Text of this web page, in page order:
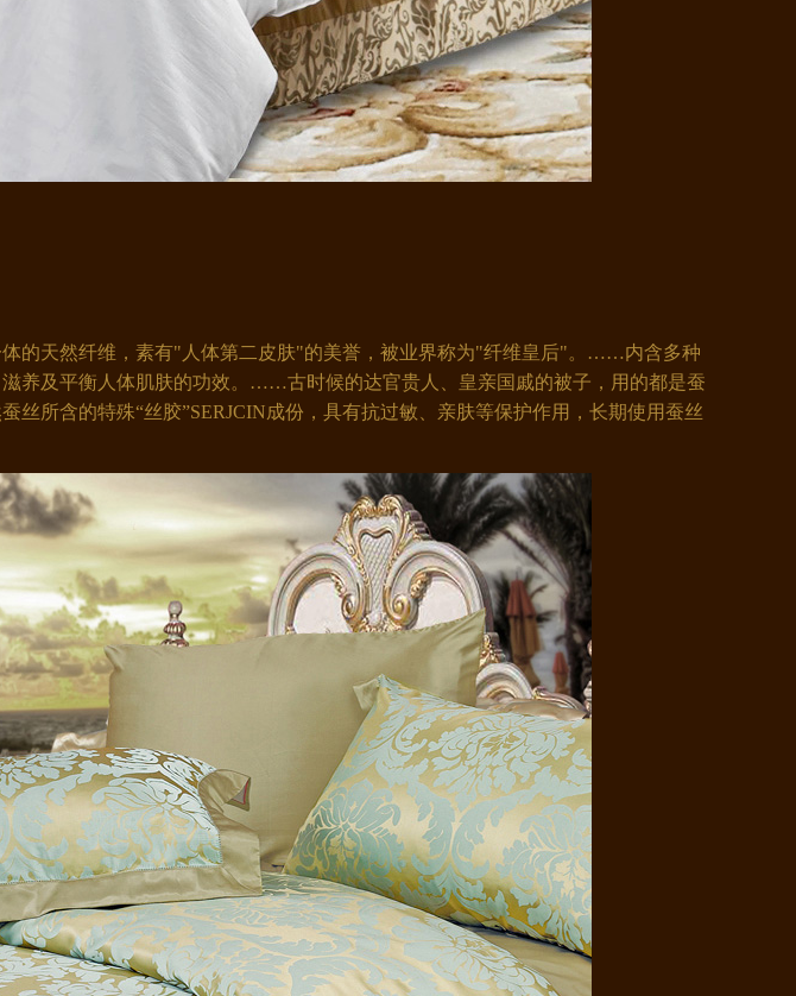
的天然纤维，素有"人体第二皮肤"的美誉，被业界称为"纤维皇后"。……内含多种
养及平衡人体肌肤的功效。……古时候的达官贵人、皇亲国戚的被子，用的都是蚕
丝所含的特殊“丝胶”SERJCIN成份，具有抗过敏、亲肤等保护作用，长期使用蚕丝